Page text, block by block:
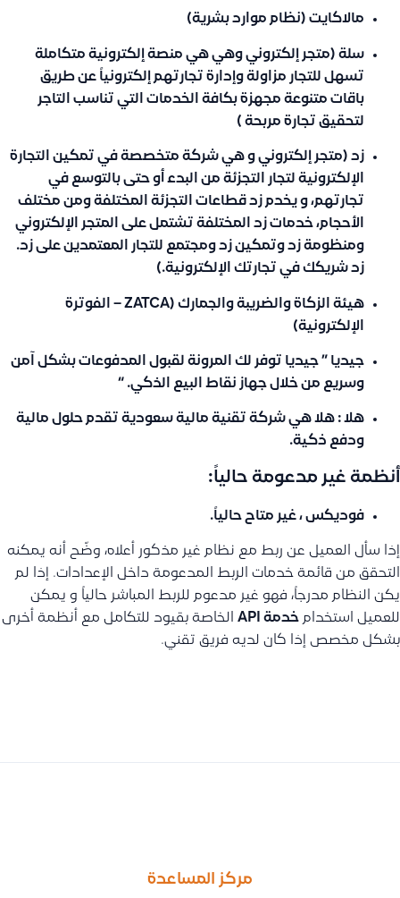
مالاكايت (نظام موارد بشرية)
سلة (متجر إلكتروني وهي هي منصة إلكترونية متكاملة
تسهل للتجار مزاولة وإدارة تجارتهم إلكترونياً عن طريق
باقات متنوعة مجهزة بكافة الخدمات التي تناسب التاجر
لتحقيق تجارة مربحة )
زد (متجر إلكتروني و هي شركة متخصصة في تمكين التجارة
الإلكترونية لتجار التجزئة من البدء أو حتى بالتوسع في
تجارتهم، و يخدم زد قطاعات التجزئة المختلفة ومن مختلف
الأحجام، خدمات زد المختلفة تشتمل على المتجر الإلكتروني
ومنظومة زد وتمكين زد ومجتمع للتجار المعتمدين على زد.
زد شريكك في تجارتك الإلكترونية.)
هيئة الزكاة والضريبة والجمارك
(ZATCA – الفوترة
الإلكترونية)
جيديا ” جيديا توفر لك المرونة لقبول المدفوعات بشكل آمن
وسريع من خلال جهاز نقاط البيع الذكي. “
هلا : هلا هي شركة تقنية مالية سعودية تقدم حلول مالية
ودفع ذكية.
أنظمة غير مدعومة حالياً:
فوديكس ، غير متاح حالياً.
إذا سأل العميل عن ربط مع نظام غير مذكور أعلاه، وضّح أنه يمكنه
التحقق من قائمة خدمات الربط المدعومة داخل الإعدادات. إذا لم
يكن النظام مدرجاً، فهو غير مدعوم للربط المباشر حالياً و يمكن
للعميل استخدام خدمة API
الخاصة بقيود للتكامل مع أنظمة أخرى
بشكل مخصص إذا كان لديه فريق تقني.
مركز المساعدة